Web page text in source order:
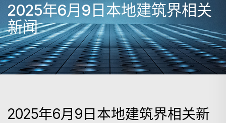
2025年6月9日本地建筑界相关
新闻
2025年6月9日本地建筑界相关新